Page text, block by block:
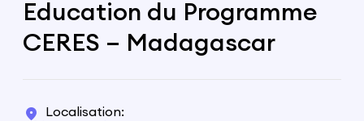
Education du Programme
CERES – Madagascar
Localisation